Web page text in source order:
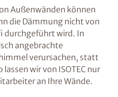
Außenwänden können
die Dämmung nicht von
durchgeführt wird. In
angebrachte
verursachen, statt
wir von ISOTEC nur
an Ihre Wände.